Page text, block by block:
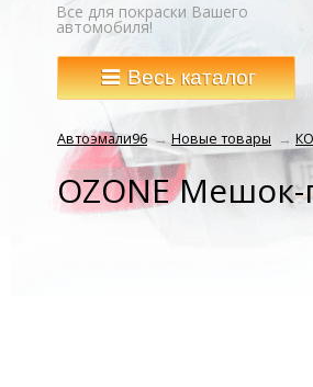
Все для покраски Вашего
автомобиля!
Весь каталог
Автоэмали96 →Новые товары →
OZONE